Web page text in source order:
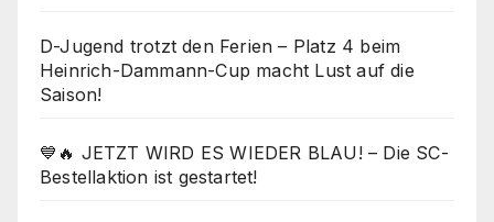
D-Jugend trotzt den Ferien – Platz 4 beim
Heinrich-Dammann-Cup macht Lust auf die
Saison!
💙🔥 JETZT WIRD ES WIEDER BLAU! – Die SC-
Bestellaktion ist gestartet!